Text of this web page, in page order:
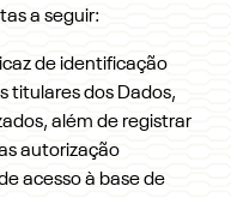
a seguir:
de identificação
titulares dos Dados,
além de registrar
autorização
acesso à base de